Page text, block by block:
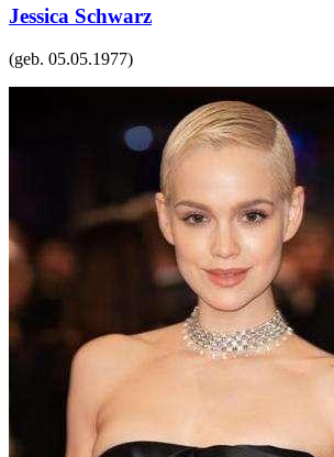
Jessica Schwarz
(geb. 05.05.1977)